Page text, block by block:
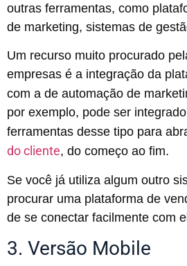
outras ferramentas, como
de marketing, sistemas de
Um recurso muito procurado
empresas é a integração da
com a de automação de
por exemplo, pode ser
ferramentas desse tipo para
do cliente, do começo ao fim.
Se você já utiliza algum outro
procurar uma plataforma de
de se conectar facilmente com
3. Versão Mobile